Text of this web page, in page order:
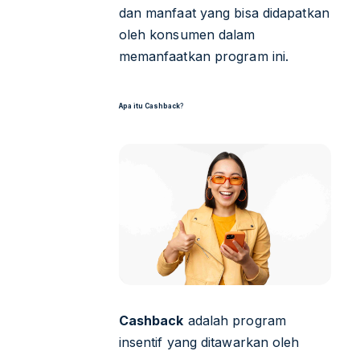
dan manfaat yang bisa didapatkan
oleh konsumen dalam
memanfaatkan program ini.
Apa itu Cashback?
Cashback adalah program
insentif yang ditawarkan oleh